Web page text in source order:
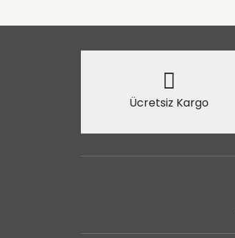
Ücretsiz Kargo